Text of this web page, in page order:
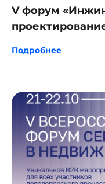
V форум
Подробнее